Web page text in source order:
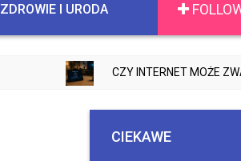
ZDROWIE I URODA
CZY INTERNET MOŻE
CIEKAWE